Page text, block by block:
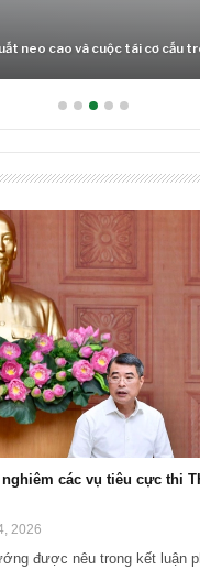
và cuộc tái cơ cấu trên thị
các vụ tiêu cực thi
2026
được nêu trong kết luận